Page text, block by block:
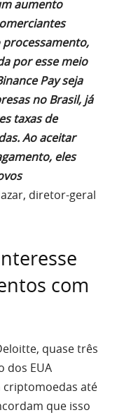
aumento
por esse meio
Pay seja
no Brasil, já
taxas de
Ao aceitar
eles
diretor-geral
com
quase três
dos EUA
criptomoedas até
que isso